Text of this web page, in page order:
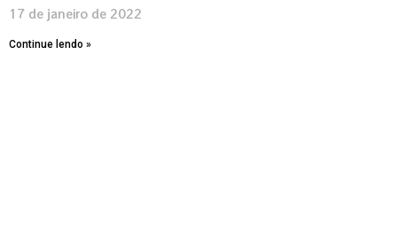
17 de janeiro de 2022
Continue lendo »